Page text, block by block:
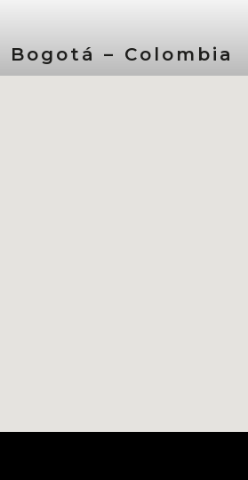
Bogotá – Colombia